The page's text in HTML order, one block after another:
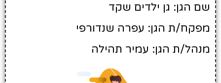
שם הגן: גן ילדים שקד
מפקח/ת הגן: עפרה שנדורפי
מנהל/ת הגן: עמיר תהילה